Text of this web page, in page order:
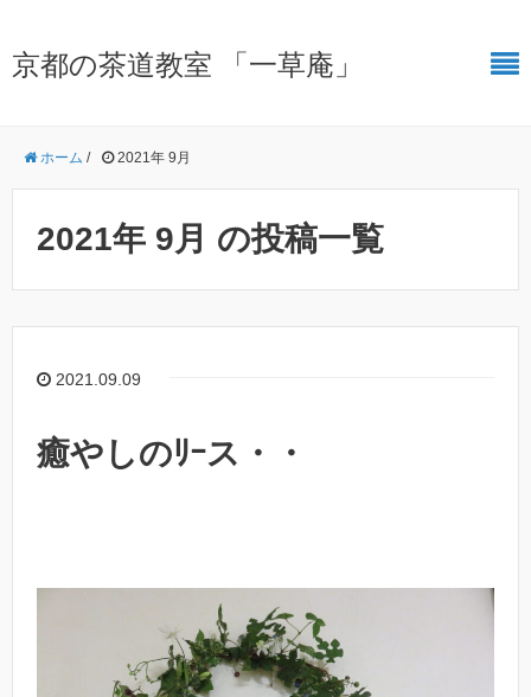
京都の茶道教室 「一草庵」
ホーム / 2021年 9月
2021年 9月 の投稿一覧
2021.09.09
癒やしのﾘｰス・・